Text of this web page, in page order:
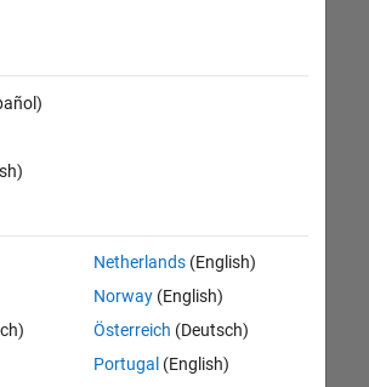
Team
Netherlands(English)
Norway(English)
Österreich (Deutsch)
Portugal (English)